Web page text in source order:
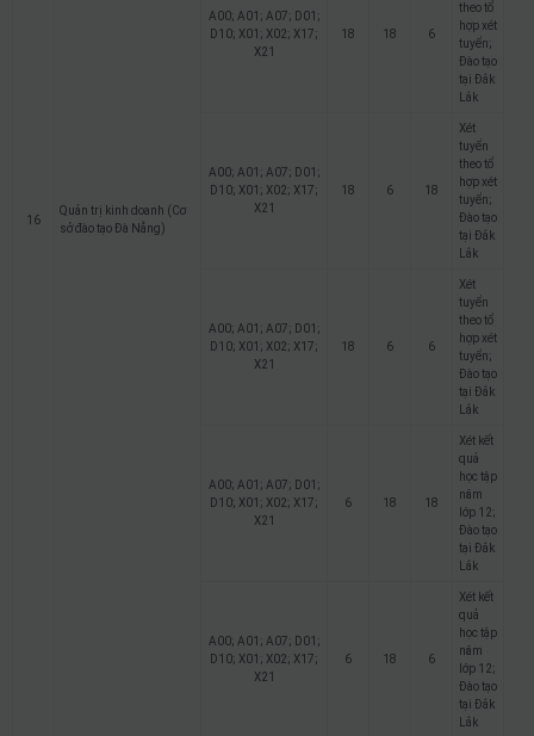
16
Quản trị kinh doanh (Cơ
sở đào tạo Đà Nẵng)
A00; A01; A07; D01;
D10; X01; X02; X17;
X21
18 18 6
theo tổ
hợp xét
tuyển;
Đào tạo
tại Đắk
Lắk
A00; A01; A07; D01;
D10; X01; X02; X17;
X21
18 6 18
Xét
tuyển
theo tổ
hợp xét
tuyển;
Đào tạo
tại Đắk
Lắk
A00; A01; A07; D01;
D10; X01; X02; X17;
X21
18 6 6
Xét
tuyển
theo tổ
hợp xét
tuyển;
Đào tạo
tại Đắk
Lắk
A00; A01; A07; D01;
D10; X01; X02; X17;
X21
6 18 18
Xét kết
quả
học tập
năm
lớp 12;
Đào tạo
tại Đắk
Lắk
A00; A01; A07; D01;
D10; X01; X02; X17;
X21
6 18 6
Xét kết
quả
học tập
năm
lớp 12;
Đào tạo
tại Đắk
Lắk